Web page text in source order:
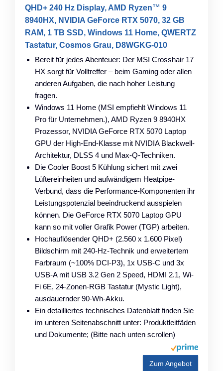
QHD+ 240 Hz Display, AMD Ryzen™ 9
8940HX, NVIDIA GeForce RTX 5070, 32 GB
RAM, 1 TB SSD, Windows 11 Home, QWERTZ
Tastatur, Cosmos Grau, D8WGKG-010
Bereit für jedes Abenteuer: Der MSI Crosshair 17
HX sorgt für Volltreffer – beim Gaming oder allen
anderen Aufgaben, die nach hoher Leistung
fragen.
Windows 11 Home (MSI empfiehlt Windows 11
Pro für Unternehmen.), AMD Ryzen 9 8940HX
Prozessor, NVIDIA GeForce RTX 5070 Laptop
GPU der High-End-Klasse mit NVIDIA Blackwell-
Architektur, DLSS 4 und Max-Q-Techniken.
Die Cooler Boost 5 Kühlung sichert mit zwei
Lüftereinheiten und aufwändigem Heatpipe-
Verbund, dass die Performance-Komponenten ihr
Leistungspotenzial beeindruckend ausspielen
können. Die GeForce RTX 5070 Laptop GPU
kann so mit voller Grafik Power (TGP) arbeiten.
Hochauflösender QHD+ (2.560 x 1.600 Pixel)
Bildschirm mit 240-Hz-Technik und erweitertem
Farbraum (~100% DCI-P3), 1x USB-C und 3x
USB-A mit USB 3.2 Gen 2 Speed, HDMI 2.1, Wi-
Fi 6E, 24-Zonen-RGB Tastatur (Mystic Light),
ausdauernder 90-Wh-Akku.
Ein detailliertes technisches Datenblatt finden Sie
im unteren Seitenabschnitt unter: Produktleitfäden
und Dokumente; (Bitte nach unten scrollen)
Zum Angebot